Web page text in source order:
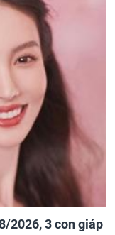
2026, 3 con giáp